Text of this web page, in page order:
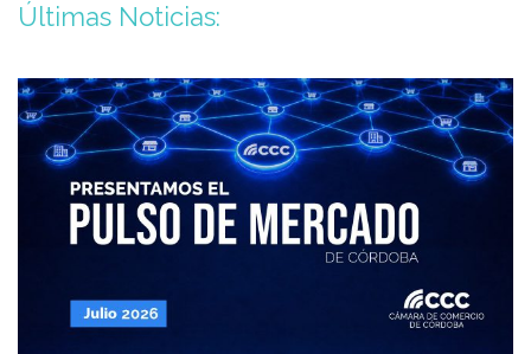
Últimas Noticias: